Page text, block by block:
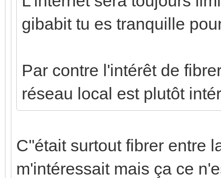
gibabit tu es tranquille
Par contre l'intérêt de
réseau local est plutôt
C''était surtout fibrer entre
m'intéressait mais ça ce